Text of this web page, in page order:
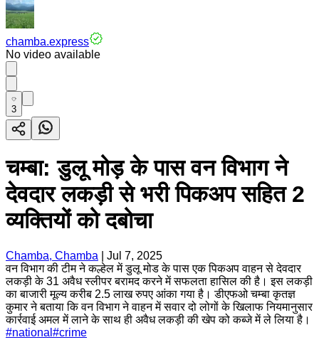
chamba.express
No video available
3
चम्बा: डुलू मोड़ के पास वन विभाग ने
देवदार लकड़ी से भरी पिकअप सहित 2
व्यक्तियों को दबोचा
Chamba, Chamba
Jul 7, 2025
वन विभाग की टीम ने कल्हेल में डुलू मोड के पास एक पिकअप वाहन से देवदार
लकड़ी के 31 अवैध स्लीपर बरामद करने में सफलता हासिल की है। इस लकड़ी
का बाजारी मूल्य करीब 2.5 लाख रुपए आंका गया है। डीएफओ चम्बा कृतज्ञ
कुमार ने बताया कि वन विभाग ने वाहन में सवार दो लोगों के खिलाफ नियमानुसार
कार्रवाई अमल में लाने के साथ ही अवैध लकड़ी की खेप को कब्जे में ले लिया है।
#national #crime